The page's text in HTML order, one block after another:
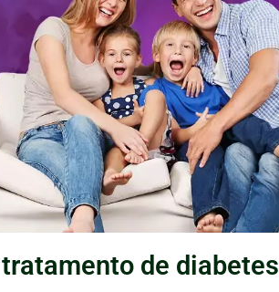
de diabetes